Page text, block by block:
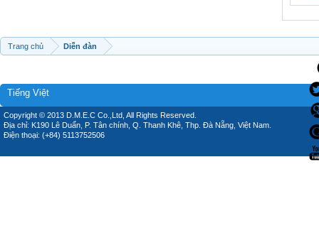
Trang chủ Diễn đàn
Tiếng Việt
Copyright © 2013 D.M.E.C Co.,Ltd, All Rights Reserved.
Địa chỉ: K190 Lê Duẩn, P. Tân chính, Q. Thanh Khê, Thp. Đà Nẵng, Việt Nam.
Điện thoại: (+84) 5113752506